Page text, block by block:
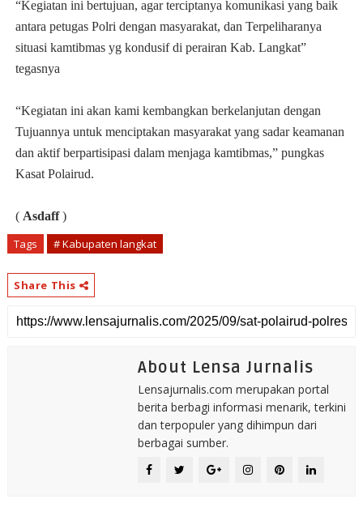
“Kegiatan ini bertujuan, agar terciptanya komunikasi yang baik
antara petugas Polri dengan masyarakat, dan Terpeliharanya
situasi kamtibmas yg kondusif di perairan Kab. Langkat”
tegasnya
“Kegiatan ini akan kami kembangkan berkelanjutan dengan
Tujuannya untuk menciptakan masyarakat yang sadar keamanan
dan aktif berpartisipasi dalam menjaga kamtibmas,” pungkas
Kasat Polairud.
( Asdaff)
Tags # Kabupaten langkat
Share This
About Lensa Jurnalis
Lensajurnalis.com merupakan portal
berita berbagi informasi menarik, terkini
dan terpopuler yang dihimpun dari
berbagai sumber.